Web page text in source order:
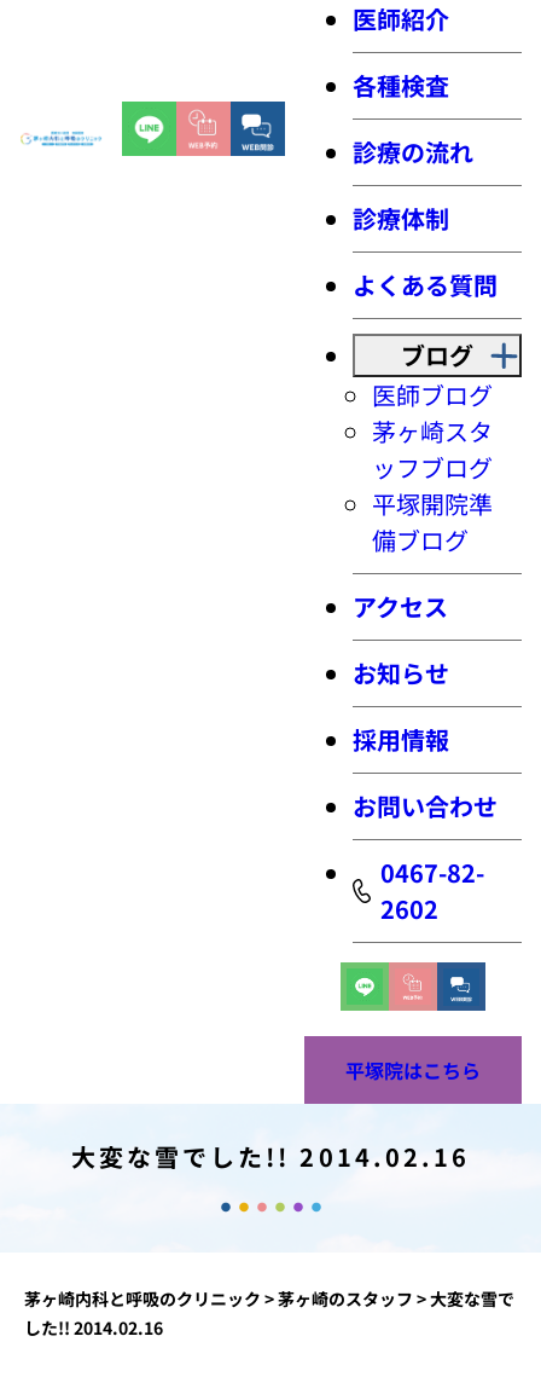
医師紹介
各種検査
診療の流れ
診療体制
よくある質問
ブログ
医師ブログ
茅ヶ崎スタ
ッフブログ
平塚開院準
備ブログ
アクセス
お知らせ
採用情報
お問い合わせ
0467-82-
2602
平塚院はこちら
大変な雪でした!! 2014.02.16
茅ヶ崎内科と呼吸のクリニック >茅ヶ崎のスタッフ >大変な雪で
した!! 2014.02.16